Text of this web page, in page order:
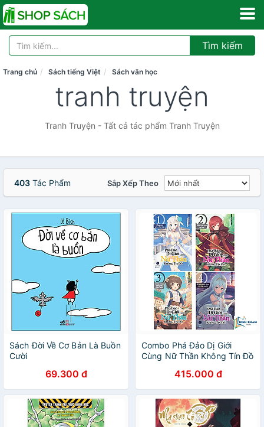
Tìm kiếm
Trang chủ Sách tiếng Việt Sách văn học
tranh truyện
Tranh Truyện - Tất cả tác phẩm Tranh Truyện
403 Tác Phẩm Sắp Xếp Theo
Sách Đời Về Cơ Bản Là Buồn
Cười
69.300 đ
Combo Phá Đảo Dị Giới
Cùng Nữ Thần Không Tín Đồ
415.000 đ